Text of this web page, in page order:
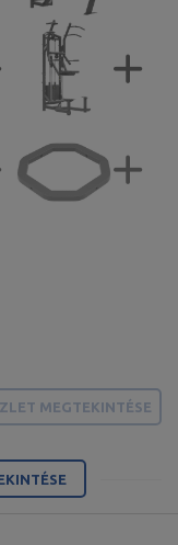
MEGTEKINTÉSE